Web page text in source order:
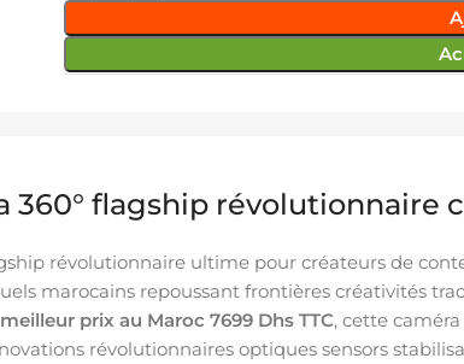
360° flagship
révolutionnaire ultime pour créateurs de
marocains repoussant frontières créativités
meilleur prix au Maroc 7699 Dhs TTC, cette
révolutionnaires optiques sensors